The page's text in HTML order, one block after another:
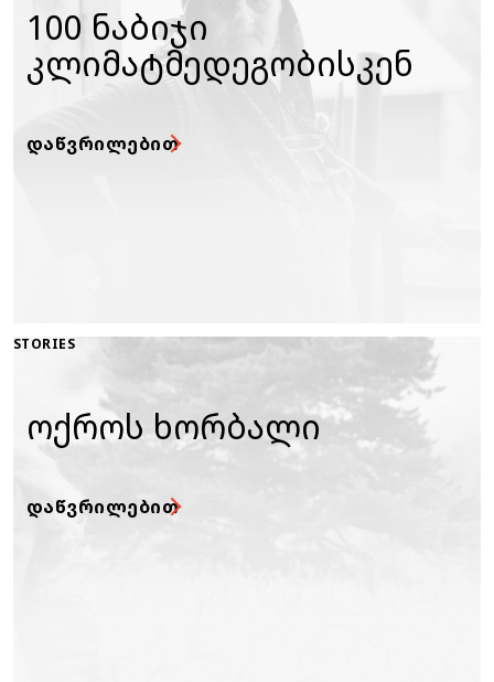
100 ნაბიჯი
კლიმატმედეგობისკენ
ᲓᲐᲬᲕᲠᲘᲚᲔᲑᲘᲗ
STORIES
ოქროს ხორბალი
ᲓᲐᲬᲕᲠᲘᲚᲔᲑᲘᲗ